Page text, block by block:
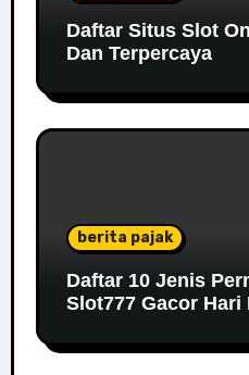
Daftar Situs Slot
Dan Terpercaya
berita pajak
Daftar 10 Jenis
Slot777 Gacor Hari